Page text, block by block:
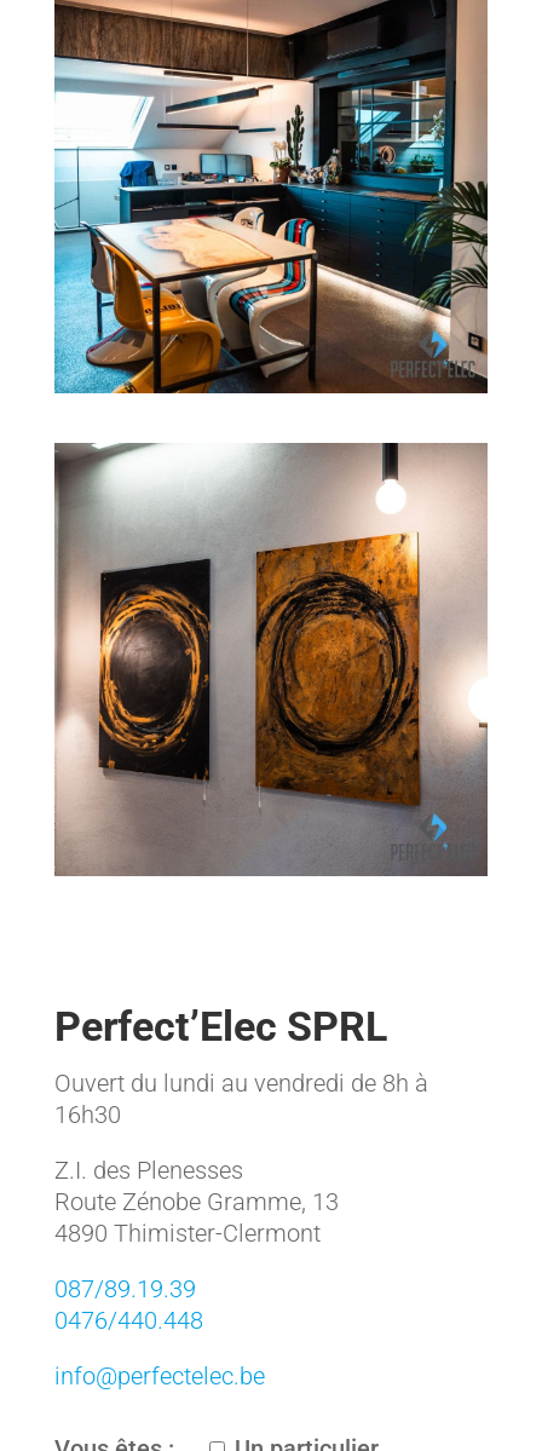
Perfect’Elec SPRL
Ouvert du lundi au vendredi de 8h à
16h30
Z.I. des Plenesses
Route Zénobe Gramme, 13
4890 Thimister-Clermont
087/89.19.39
0476/440.448
info@perfectelec.be